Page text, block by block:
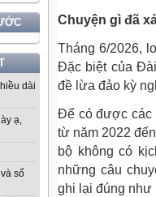
dài
ạ,
số
Chuyện gì đã
Tháng 6/2026,
Đặc biệt của
đề lừa đảo kỳ
Để có được các
từ năm 2022
bộ không có
những câu
ghi lại đúng như